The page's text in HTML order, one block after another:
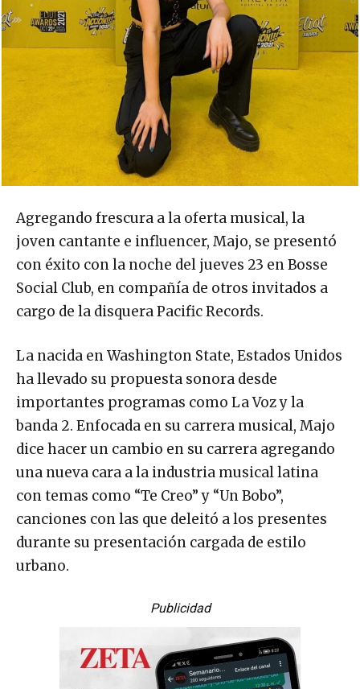
Agregando frescura a la oferta musical, la
joven cantante e influencer, Majo, se presentó
con éxito con la noche del jueves 23 en Bosse
Social Club, en compañía de otros invitados a
cargo de la disquera Pacific Records.
La nacida en Washington State, Estados Unidos
ha llevado su propuesta sonora desde
importantes programas como La Voz y la
banda 2. Enfocada en su carrera musical, Majo
dice hacer un cambio en su carrera agregando
una nueva cara a la industria musical latina
con temas como “Te Creo” y “Un Bobo”,
canciones con las que deleitó a los presentes
durante su presentación cargada de estilo
urbano.
Publicidad